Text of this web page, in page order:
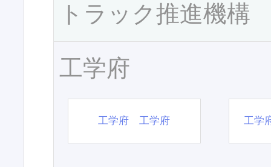
トラック推進機構
工学府
工学府 工学府 工学